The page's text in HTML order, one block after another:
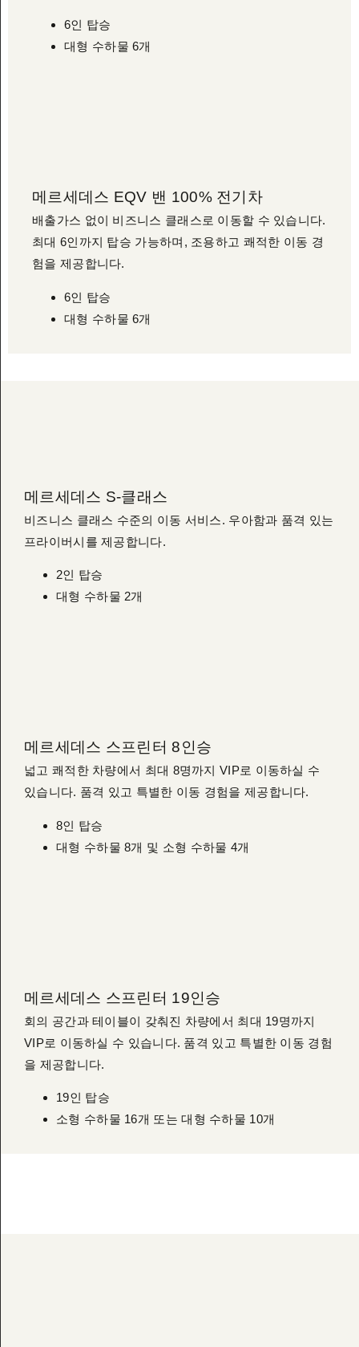
6인 탑승
대형 수하물 6개
메르세데스 EQV 밴 100% 전기차
배출가스 없이 비즈니스 클래스로 이동할 수 있습니다.
최대 6인까지 탑승 가능하며, 조용하고 쾌적한 이동 경
험을 제공합니다.
6인 탑승
대형 수하물 6개
메르세데스 S-클래스
비즈니스 클래스 수준의 이동 서비스. 우아함과 품격 있는
프라이버시를 제공합니다.
2인 탑승
대형 수하물 2개
메르세데스 스프린터 8인승
넓고 쾌적한 차량에서 최대 8명까지 VIP로 이동하실 수
있습니다. 품격 있고 특별한 이동 경험을 제공합니다.
8인 탑승
대형 수하물 8개 및 소형 수하물 4개
메르세데스 스프린터 19인승
회의 공간과 테이블이 갖춰진 차량에서 최대 19명까지
VIP로 이동하실 수 있습니다. 품격 있고 특별한 이동 경험
을 제공합니다.
19인 탑승
소형 수하물 16개 또는 대형 수하물 10개